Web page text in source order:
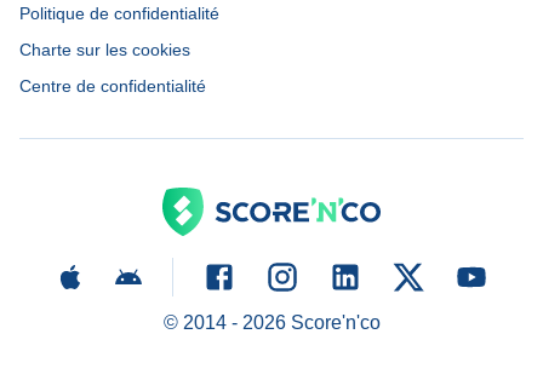
Politique de confidentialité
Charte sur les cookies
Centre de confidentialité
© 2014 - 2026Score'n'co